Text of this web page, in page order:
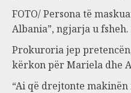
FOTO/ Persona të
Albania”, ngjarja u
Prokuroria jep
kërkon për Mariela dhe
“Ai që drejtonte